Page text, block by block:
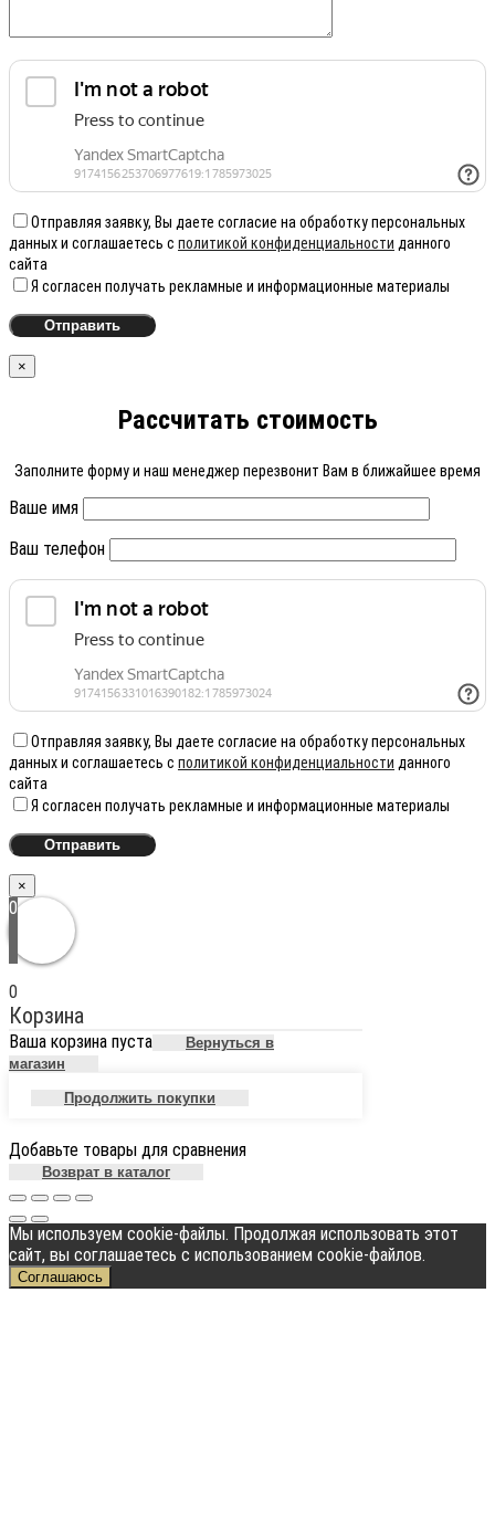
Отправляя заявку, Вы даете согласие на обработку персональных
данных и соглашаетесь с политикой конфиденциальности данного
сайта
Я согласен получать рекламные и информационные материалы
×
Рассчитать стоимость
Заполните форму и наш менеджер перезвонит Вам в ближайшее время
Ваше имя
Ваш телефон
Отправляя заявку, Вы даете согласие на обработку персональных
данных и соглашаетесь с политикой конфиденциальности данного
сайта
Я согласен получать рекламные и информационные материалы
×
0
0
Корзина
Ваша корзина пуста
Вернуться в
магазин
Продолжить покупки
Добавьте товары для сравнения
Возврат в каталог
Мы используем cookie-файлы. Продолжая использовать этот
сайт, вы соглашаетесь с использованием cookie-файлов.
Соглашаюсь